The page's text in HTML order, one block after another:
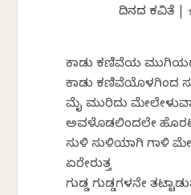
ದಿನದ ಕವಿತೆ
ಕಾಡು ಕಣಿವೆಯ
ಕಾಡು ಕಣಿವೆಯೊಳಗಿಂದ
ಮೈ ಮುರಿದು
ಅವಳೊಡಲಿಂದಲೇ
ಸುಳಿ ಸುಳಿಯಾಗಿ ಗಾಳಿ
ಏರೇರುತ್ತ
ಗುಡ್ಡ ಗುಡ್ಡಗಳನೇ